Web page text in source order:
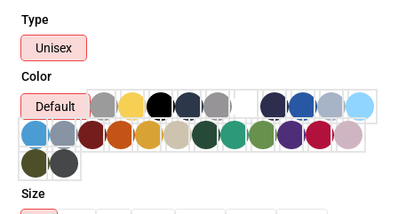
Type
Unisex
Color
Default
Size